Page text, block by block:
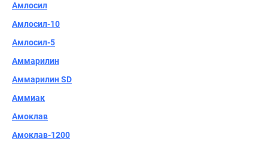
Амлосил
Амлосил-10
Амлосил-5
Аммарилин
Аммарилин SD
Аммиак
Амоклав
Амоклав-1200